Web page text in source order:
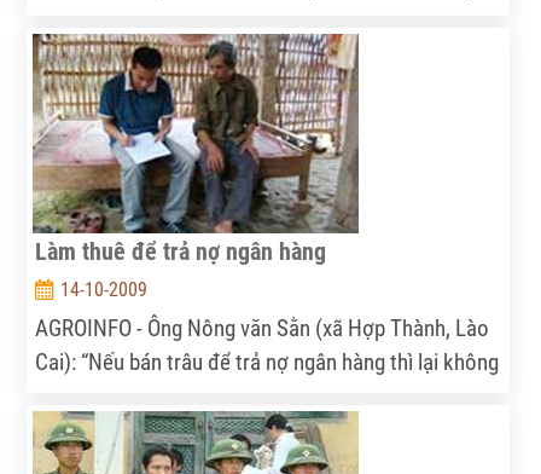
hộ thì không. Người nông dân sản xuất manh mún,
tự phát, chạy theo thị trường: giá của nông sản nào
cao thì đua nhau trồng, đến khi nguồn cung thừa thì
mất giá, làm lỗ nặng…
Làm thuê để trả nợ ngân hàng
14-10-2009
AGROINFO - Ông Nông văn Sằn (xã Hợp Thành, Lào
Cai): “Nếu bán trâu để trả nợ ngân hàng thì lại không
nuôi gà, lợn nên cũng chưa biết làm thế nào...”